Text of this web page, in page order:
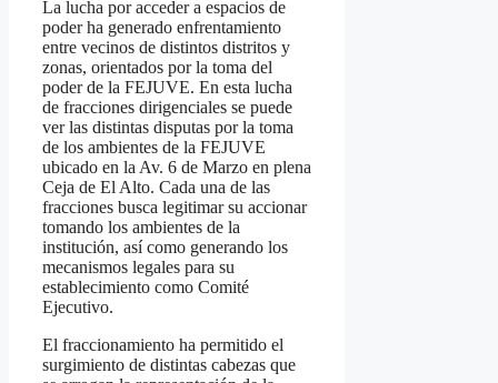
La lucha por acceder a espacios de
poder ha generado enfrentamiento
entre vecinos de distintos distritos y
zonas, orientados por la toma del
poder de la FEJUVE. En esta lucha
de fracciones dirigenciales se puede
ver las distintas disputas por la toma
de los ambientes de la FEJUVE
ubicado en la Av. 6 de Marzo en plena
Ceja de El Alto. Cada una de las
fracciones busca legitimar su accionar
tomando los ambientes de la
institución, así como generando los
mecanismos legales para su
establecimiento como Comité
Ejecutivo.
El fraccionamiento ha permitido el
surgimiento de distintas cabezas que